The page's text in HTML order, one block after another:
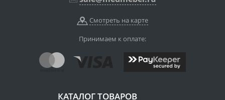
Смотреть на карте
Принимаем к оплате:
КАТАЛОГ ТОВАРОВ